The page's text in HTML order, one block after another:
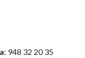
: 948 32 20 35